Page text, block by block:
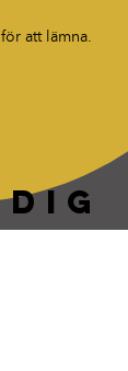
att lämna.